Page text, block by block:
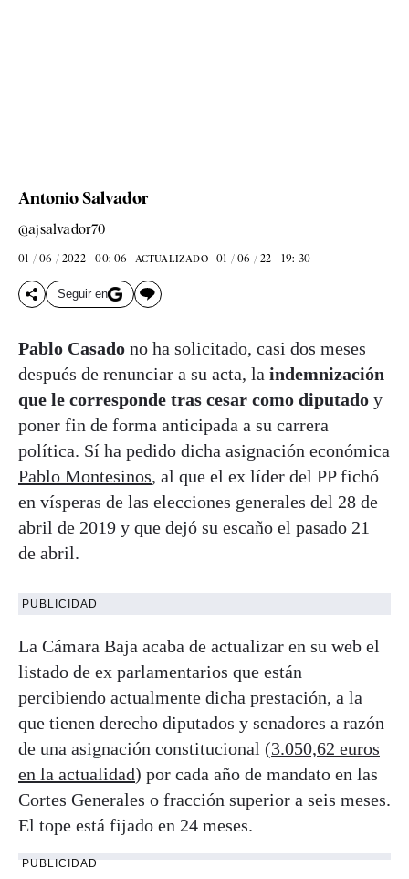
Antonio Salvador
@ajsalvador70
01 / 06 / 2022 - 00: 06 ACTUALIZADO 01 / 06 / 22 - 19: 30
Seguir en
Pablo Casado no ha solicitado, casi dos meses
después de renunciar a su acta, la indemnización
que le corresponde tras cesar como diputado y
poner fin de forma anticipada a su carrera
política. Sí ha pedido dicha asignación económica
Pablo Montesinos, al que el ex líder del PP fichó
en vísperas de las elecciones generales del 28 de
abril de 2019 y que dejó su escaño el pasado 21
de abril.
PUBLICIDAD
La Cámara Baja acaba de actualizar en su web el
listado de ex parlamentarios que están
percibiendo actualmente dicha prestación, a la
que tienen derecho diputados y senadores a razón
de una asignación constitucional (3.050,62 euros
en la actualidad) por cada año de mandato en las
Cortes Generales o fracción superior a seis meses.
El tope está fijado en 24 meses.
PUBLICIDAD